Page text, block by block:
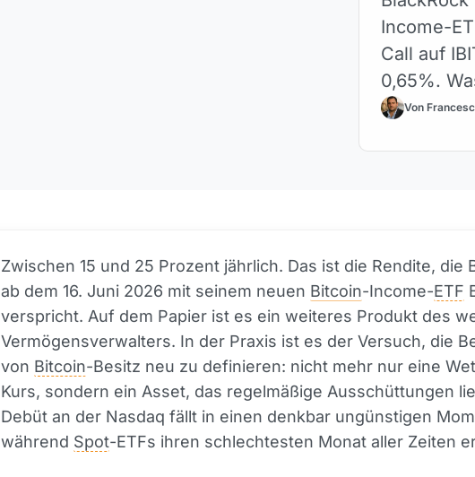
Income-
Call auf
0,65%.
Von
Zwischen 15 und 25 Prozent jährlich. Das ist die Rendite, die
ab dem 16. Juni 2026 mit seinem neuen Bitcoin-Income-ETF
verspricht. Auf dem Papier ist es ein weiteres Produkt des
Vermögensverwalters. In der Praxis ist es der Versuch, die
von Bitcoin-Besitz neu zu definieren: nicht mehr nur eine
Kurs, sondern ein Asset, das regelmäßige Ausschüttungen
Debüt an der Nasdaq fällt in einen denkbar ungünstigen
während Spot-ETFs ihren schlechtesten Monat aller Zeiten